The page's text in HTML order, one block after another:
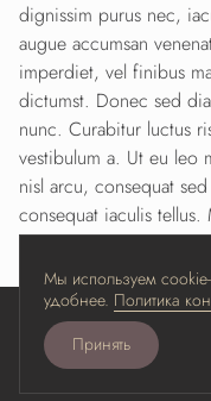
dignissim purus nec,
augue accumsan
imperdiet, vel finibus
dictumst. Donec sed
nunc. Curabitur luctus
vestibulum a. Ut eu leo
nisl arcu, consequat
consequat iaculis
porttitor, pellentesque
Разработано
Мы используем
удобнее. Политика
Принять